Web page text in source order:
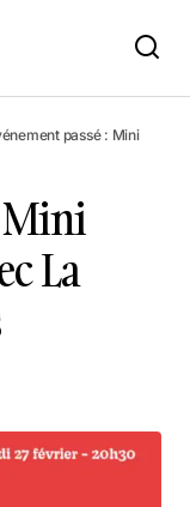
passé : Mini
Mini
La